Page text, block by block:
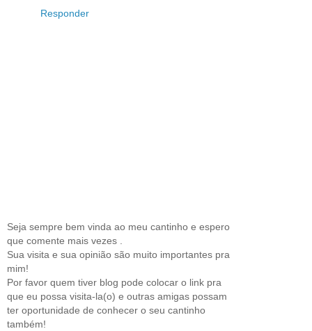
Responder
Seja sempre bem vinda ao meu cantinho e espero
que comente mais vezes .
Sua visita e sua opinião são muito importantes pra
mim!
Por favor quem tiver blog pode colocar o link pra
que eu possa visita-la(o) e outras amigas possam
ter oportunidade de conhecer o seu cantinho
também!